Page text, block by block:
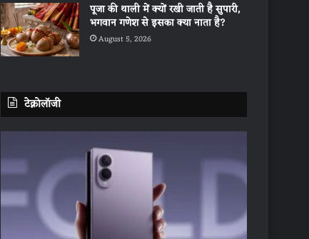
पूजा की थाली में क्यों रखी जाती है सुपारी,
भगवान गणेश से इसका क्या नाता है?
August 5, 2026
टेक्नोलॉजी